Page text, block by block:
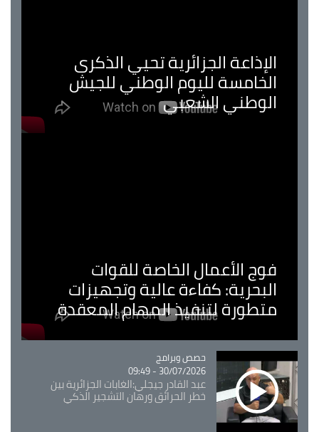
الإذاعة الجزائرية تحيي الذكرى
الخامسة لليوم الوطني للجيش
الوطني الشعبي
فوج الأعمال الخاصة للقوات
البحرية: كفاءة عالية وتجهيزات
متطورة لتنفيذ المهام المعقدة
Catégorie
حصص وبرامج
30/07/2026 - 09:49
عبد القادر جيجلي:الغابات الجزائرية بين
خطر الحرائق ورهان التشجير الذكي